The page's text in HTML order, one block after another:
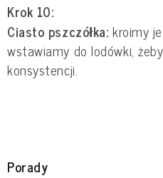
Krok 10:
Ciasto pszczółka: kroimy
wstawiamy do lodówki,
konsystencji.
Porady